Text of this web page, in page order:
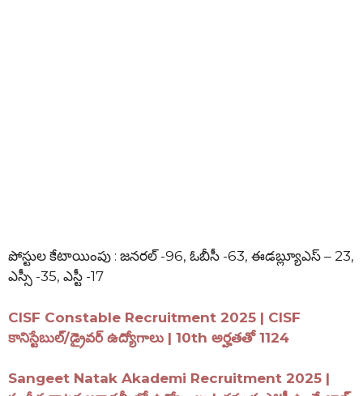
పోస్టుల కేటాయింపు : జనరల్ -96, ఓబీసీ -63, ఈడబ్ల్యూఎస్ – 23,
ఎస్సీ -35, ఎస్టీ -17
CISF Constable Recruitment 2025 | CISF
కానిస్టేబుల్/డ్రైవర్ ఉద్యోగాలు | 10th అర్హతతో 1124
Sangeet Natak Akademi Recruitment 2025 |